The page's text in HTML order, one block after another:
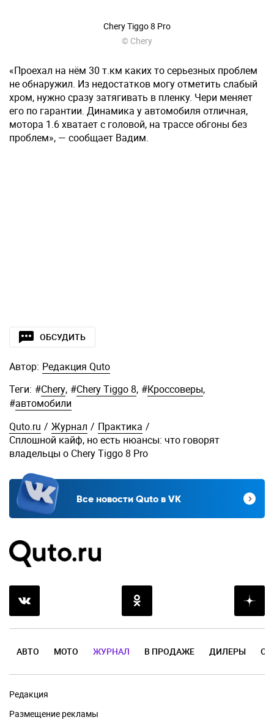
Chery Tiggo 8 Pro
© Chery
«Проехал на нём 30 т.км каких то серьезных проблем
не обнаружил. Из недостатков могу отметить слабый
хром, нужно сразу затягивать в пленку. Чери меняет
его по гарантии. Динамика у автомобиля отличная,
мотора 1.6 хватает с головой, на трассе обгоны без
проблем», — сообщает Вадим.
ОБСУДИТЬ
Автор: Редакция Quto
Теги: #Chery, #Chery Tiggo 8, #Кроссоверы,
#автомобили
Quto.ru / Журнал / Практика /
Сплошной кайф, но есть нюансы: что говорят
владельцы о Chery Tiggo 8 Pro
Все новости Quto в VK
АВТО МОТО ЖУРНАЛ В ПРОДАЖЕ ДИЛЕРЫ
Редакция
Размещение рекламы